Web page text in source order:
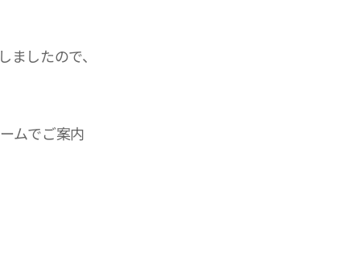
したので、
ムでご案内